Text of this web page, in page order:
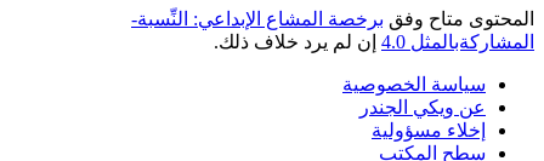
المحتوى متاح وفق برخصة المشاع الإبداعي: النِّسبة-
المشاركةبالمثل 4.0
إن لم يرد خلاف ذلك.
سياسة الخصوصية
عن ويكي الجندر
إخلاء مسؤولية
سطح المكتب